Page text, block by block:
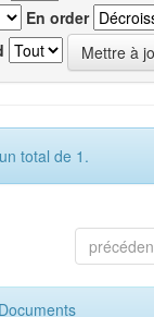
En order
total de 1.